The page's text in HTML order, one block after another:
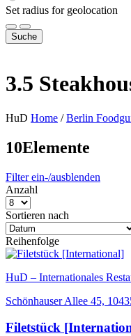
Set radius for geolocation
Suche
3.5
HuD Home / Berlin
10Elemente
Filter ein-/ausblenden
Anzahl
Sortieren nach
Reihenfolge
HuD – Internationales
Schönhauser Allee 45,
Filetstück